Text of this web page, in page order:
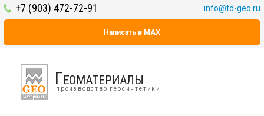
+7 (903) 472-72-91 info@td-geo.ru
Написать в MAX
Геоматериалы
производство геосинтетики